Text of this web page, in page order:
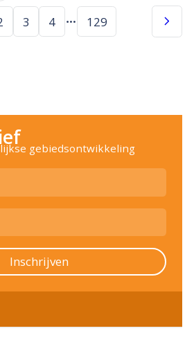
3 4 129
gebiedsontwikkeling
Inschrijven